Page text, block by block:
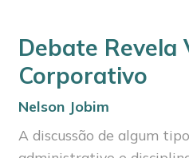
Debate Revela
Corporativo
Nelson Jobim
A discussão de algum